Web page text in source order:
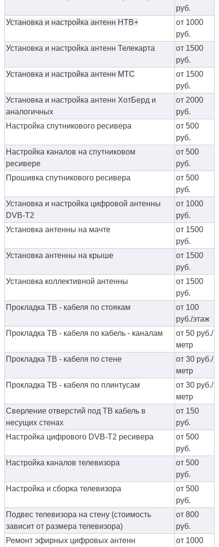
руб.
Установка и настройка антенн НТВ+
от 1000
руб.
Установка и настройка антенн Телекарта
от 1500
руб.
Установка и настройка антенн МТС
от 1500
руб.
Установка и настройка антенн ХотБерд и
аналогичных
от 2000
руб.
Настройка спутникового ресивера
от 500
руб.
Настройка каналов на спутниковом
ресивере
от 500
руб.
Прошивка спутникового ресивера
от 500
руб.
Установка и настройка цифровой антенны
DVB-T2
от 1000
руб.
Установка антенны на мачте
от 1500
руб.
Установка антенны на крыше
от 1500
руб.
Установка коллективной антенны
от 1500
руб.
Прокладка ТВ - кабеля по стоякам
от 100
руб./этаж
Прокладка ТВ - кабеля по кабель - каналам
от 50 руб./
метр
Прокладка ТВ - кабеля по стене
от 30 руб./
метр
Прокладка ТВ - кабеля по плинтусам
от 30 руб./
метр
Сверление отверстий под ТВ кабель в
несущих стенах
от 150
руб.
Настройка цифрового DVB-T2 ресивера
от 500
руб.
Настройка каналов телевизора
от 500
руб.
Настройка и сборка телевизора
от 500
руб.
Подвес телевизора на стену (стоимость
зависит от размера телевизора)
от 800
руб.
Ремонт эфирных цифровых антенн
от 1000